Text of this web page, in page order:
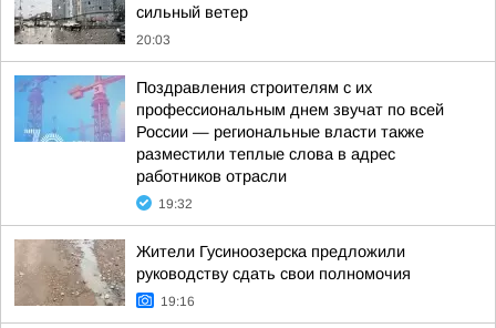
сильный ветер
20:03
Поздравления строителям с их
профессиональным днем звучат по всей
России — региональные власти также
разместили теплые слова в адрес
работников отрасли
19:32
Жители Гусиноозерска предложили
руководству сдать свои полномочия
19:16